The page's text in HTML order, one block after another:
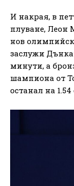
И накрая, в
плуване, Леон
нов
заслужи
минути, а
шампиона от
останал на